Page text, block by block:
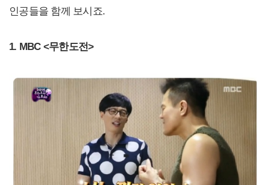
인공들을 함께 보시죠.
1. MBC <무한도전>